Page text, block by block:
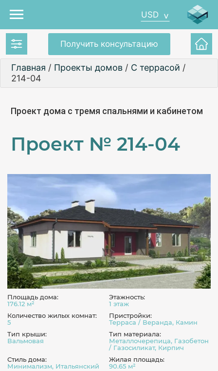
Получить консультацию
USD
Главная / Проекты домов / С террасой /
214-04
Проект дома с тремя спальнями и кабинетом
Проект № 214-04
Площадь дома:
176.12 м²
Этажность:
1 этаж
Количество жилых комнат:
5
Пристройки:
Терраса / Веранда, Камин
Тип крыши:
Вальмовая
Тип материала:
Металлочерепица, Газобетон
/ Газосиликат, Кирпич
Стиль дома:
Минимализм, Итальянский
Жилая площадь:
90.65 м²